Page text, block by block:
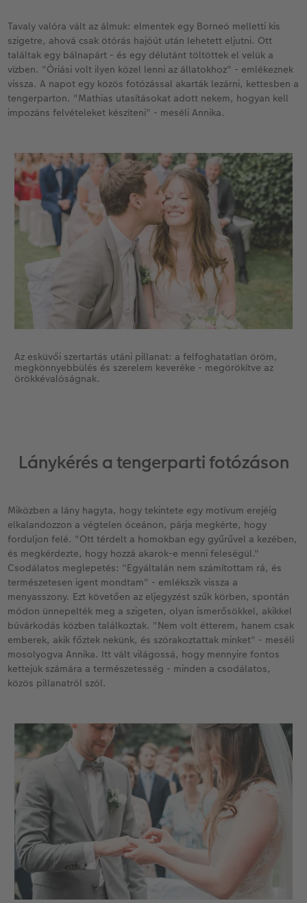
Tavaly valóra vált az álmuk: elmentek egy Borneó melletti kis
szigetre, ahová csak ötórás hajóút után lehetett eljutni. Ott
találtak egy bálnapárt - és egy délutánt töltöttek el velük a
vízben. "Óriási volt ilyen közel lenni az állatokhoz" - emlékeznek
vissza. A napot egy közös fotózással akarták lezárni, kettesben a
tengerparton. "Mathias utasításokat adott nekem, hogyan kell
impozáns felvételeket készíteni" - meséli Annika.
Az esküvői szertartás utáni pillanat: a felfoghatatlan öröm,
megkönnyebbülés és szerelem keveréke - megörökítve az
örökkévalóságnak.
Lánykérés a tengerparti fotózáson
Miközben a lány hagyta, hogy tekintete egy motívum erejéig
elkalandozzon a végtelen óceánon, párja megkérte, hogy
forduljon felé. "Ott térdelt a homokban egy gyűrűvel a kezében,
és megkérdezte, hogy hozzá akarok-e menni feleségül."
Csodálatos meglepetés: "Egyáltalán nem számítottam rá, és
természetesen igent mondtam" - emlékszik vissza a
menyasszony. Ezt követően az eljegyzést szűk körben, spontán
módon ünnepelték meg a szigeten, olyan ismerősökkel, akikkel
búvárkodás közben találkoztak. "Nem volt étterem, hanem csak
emberek, akik főztek nekünk, és szórakoztattak minket" - meséli
mosolyogva Annika. Itt vált világossá, hogy mennyire fontos
kettejük számára a természetesség - minden a csodálatos,
közös pillanatról szól.